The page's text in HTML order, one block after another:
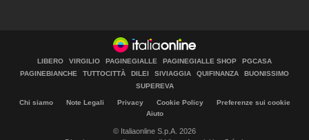
LIBERO VIRGILIO PAGINEGIALLE PAGINEGIALLE SHOP
PGCASA
PAGINEBIANCHE
TUTTOCITTÀ DILEI SIVIAGGIA QUIFINANZA
BUONISSIMO
SUPEREVA
Chi siamo Note Legali Privacy Cookie Policy
Preferenze sui cookie
Aiuto
© Italiaonline S.p.A. 2026